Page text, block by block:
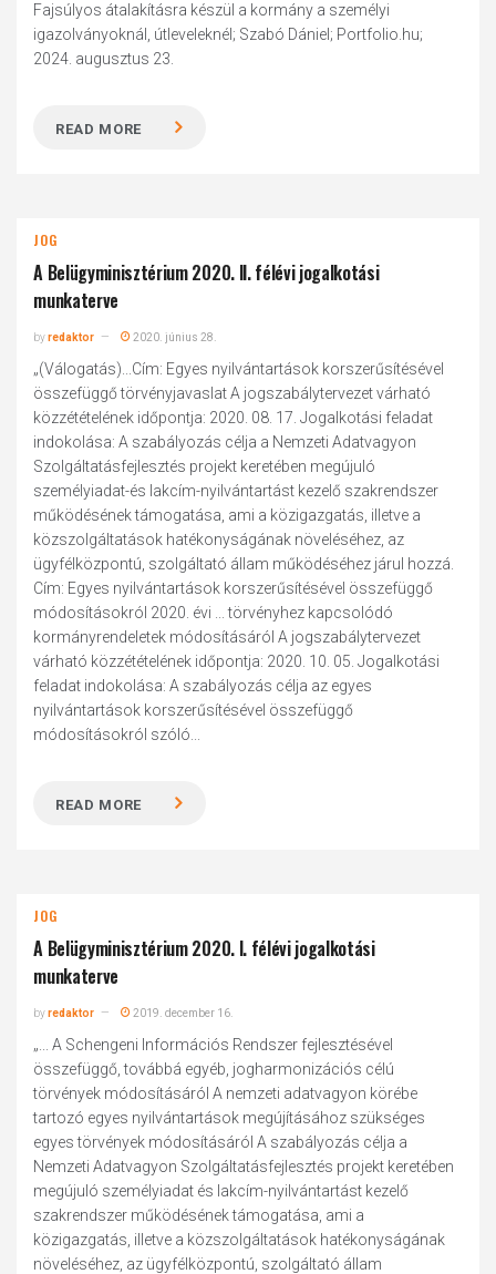
Fajsúlyos átalakításra készül a kormány a személyi
igazolványoknál, útleveleknél; Szabó Dániel; Portfolio.hu;
2024. augusztus 23.
READ MORE
JOG
A Belügyminisztérium 2020. II. félévi jogalkotási
munkaterve
byredaktor 2020. június 28.
„(Válogatás)...Cím: Egyes nyilvántartások korszerűsítésével
összefüggő törvényjavaslat A jogszabálytervezet várható
közzétételének időpontja: 2020. 08. 17. Jogalkotási feladat
indokolása: A szabályozás célja a Nemzeti Adatvagyon
Szolgáltatásfejlesztés projekt keretében megújuló
személyiadat-és lakcím-nyilvántartást kezelő szakrendszer
működésének támogatása, ami a közigazgatás, illetve a
közszolgáltatások hatékonyságának növeléséhez, az
ügyfélközpontú, szolgáltató állam működéséhez járul hozzá.
Cím: Egyes nyilvántartások korszerűsítésével összefüggő
módosításokról 2020. évi ... törvényhez kapcsolódó
kormányrendeletek módosításáról A jogszabálytervezet
várható közzétételének időpontja: 2020. 10. 05. Jogalkotási
feladat indokolása: A szabályozás célja az egyes
nyilvántartások korszerűsítésével összefüggő
módosításokról szóló...
READ MORE
JOG
A Belügyminisztérium 2020. I. félévi jogalkotási
munkaterve
byredaktor 2019. december 16.
„... A Schengeni Információs Rendszer fejlesztésével
összefüggő, továbbá egyéb, jogharmonizációs célú
törvények módosításáról A nemzeti adatvagyon körébe
tartozó egyes nyilvántartások megújításához szükséges
egyes törvények módosításáról A szabályozás célja a
Nemzeti Adatvagyon Szolgáltatásfejlesztés projekt keretében
megújuló személyiadat és lakcím-nyilvántartást kezelő
szakrendszer működésének támogatása, ami a
közigazgatás, illetve a közszolgáltatások hatékonyságának
növeléséhez, az ügyfélközpontú, szolgáltató állam